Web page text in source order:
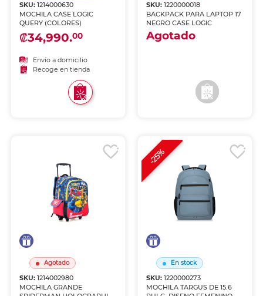
SKU:1214000630
MOCHILA CASE LOGIC
QUERY (COLORES)
₡34,990.00
Envío a domicilio
Recoge en tienda
SKU: 1220000018
BACKPACK PARA LAPTOP 17
NEGRO CASE LOGIC
Agotado
Agotado
SKU:1214002980
MOCHILA GRANDE
En stock
SKU: 1220000273
MOCHILA TARGUS DE 15.6
-25%